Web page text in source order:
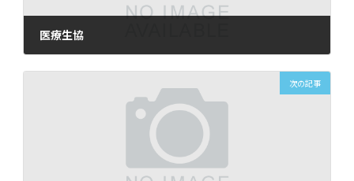
医療生協
次の記事